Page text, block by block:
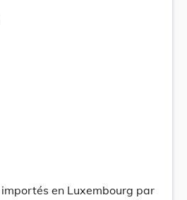
en Luxembourg par